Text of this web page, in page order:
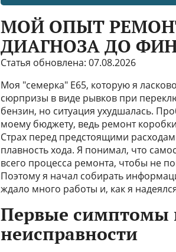
МОЙ ОПЫТ
ДИАГНОЗА ДО
Статья обновлена: 07.08.2026
Моя "семерка" Е65, которую я
сюрпризы в виде рывков при
бензин, но ситуация ухудшалась.
моему бюджету, ведь ремонт
Страх перед предстоящими
плавность хода. Я понимал, что
всего процесса ремонта, чтобы не
Поэтому я начал собирать
ждало много работы и, как я
Первые симптомы
неисправности